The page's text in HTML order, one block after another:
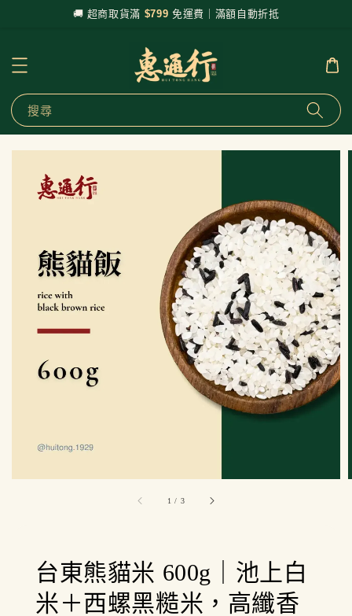
🚚 超商取貨滿 $799 免運費｜滿額自動折抵
搜尋
1 / 3
台東熊貓米 600g｜池上白
米＋西螺黑糙米，高纖香